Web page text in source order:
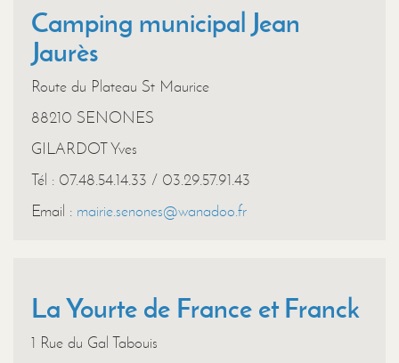
Camping municipal Jean
Jaurès
Route du Plateau St Maurice
88210 SENONES
GILARDOT Yves
Tél : 07.48.54.14.33 / 03.29.57.91.43
Email : mairie.senones@wanadoo.fr
La Yourte de France et Franck
1 Rue du Gal Tabouis